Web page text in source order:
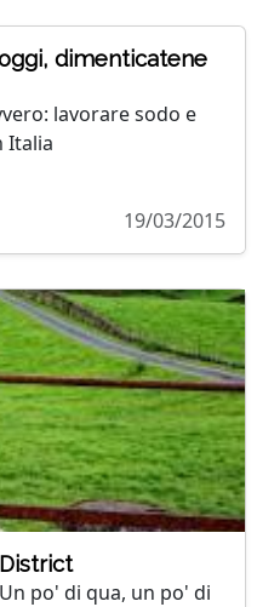
dimenticatene
lavorare sodo e
Italia
19/03/2015
po' di qua, un po' di